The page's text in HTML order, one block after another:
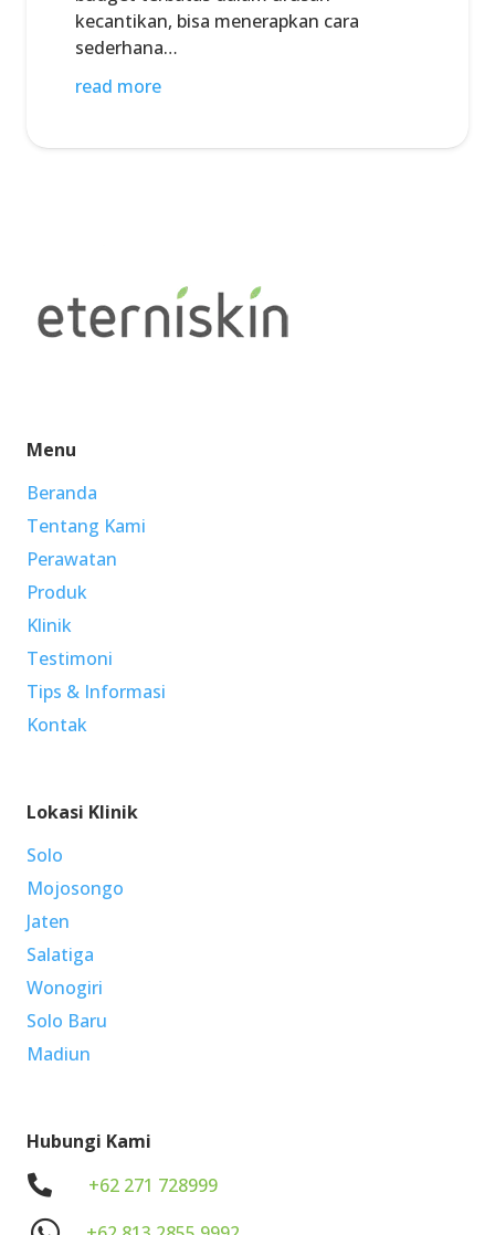
kecantikan, bisa menerapkan cara
sederhana…
read more
Menu
Beranda
Tentang Kami
Perawatan
Produk
Klinik
Testimoni
Tips & Informasi
Kontak
Lokasi Klinik
Solo
Mojosongo
Jaten
Salatiga
Wonogiri
Solo Baru
Madiun
Hubungi Kami
+62 271 728999